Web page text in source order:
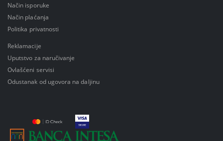
Način isporuke
Način plaćanja
Politika privatnosti
Reklamacije
Uputstvo za naručivanje
Ovlašćeni servisi
Odustanak od ugovora na daljinu